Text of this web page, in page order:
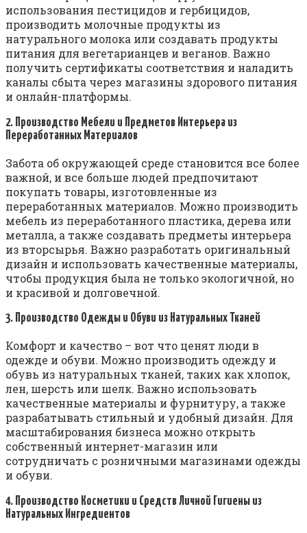
использования пестицидов и гербицидов,
производить молочные продукты из
натурального молока или создавать продукты
питания для вегетарианцев и веганов. Важно
получить сертификаты соответствия и наладить
каналы сбыта через магазины здорового питания
и онлайн-платформы.
2. Производство Мебели и Предметов Интерьера из
Переработанных Материалов
Забота об окружающей среде становится все более
важной, и все больше людей предпочитают
покупать товары, изготовленные из
переработанных материалов. Можно производить
мебель из переработанного пластика, дерева или
металла, а также создавать предметы интерьера
из вторсырья. Важно разработать оригинальный
дизайн и использовать качественные материалы,
чтобы продукция была не только экологичной, но
и красивой и долговечной.
3. Производство Одежды и Обуви из Натуральных Тканей
Комфорт и качество – вот что ценят люди в
одежде и обуви. Можно производить одежду и
обувь из натуральных тканей, таких как хлопок,
лен, шерсть или шелк. Важно использовать
качественные материалы и фурнитуру, а также
разрабатывать стильный и удобный дизайн. Для
масштабирования бизнеса можно открыть
собственный интернет-магазин или
сотрудничать с розничными магазинами одежды
и обуви.
4. Производство Косметики и Средств Личной Гигиены из
Натуральных Ингредиентов